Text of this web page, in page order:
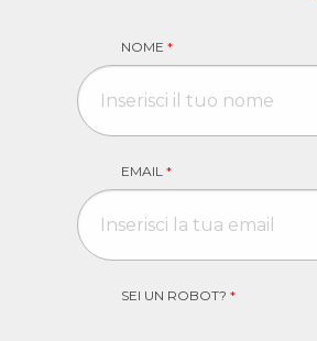
NOME *
EMAIL *
SEI UN ROBOT? *